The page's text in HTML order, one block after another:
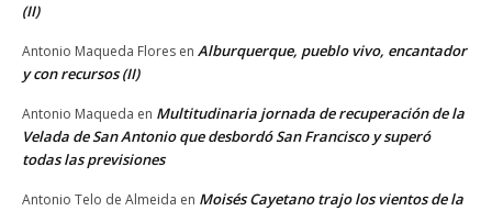
(II)
Antonio Maqueda Flores en Alburquerque, pueblo vivo, encantador
y con recursos (II)
Antonio Maqueda en Multitudinaria jornada de recuperación de la
Velada de San Antonio que desbordó San Francisco y superó
todas las previsiones
Antonio Telo de Almeida en Moisés Cayetano trajo los vientos de la